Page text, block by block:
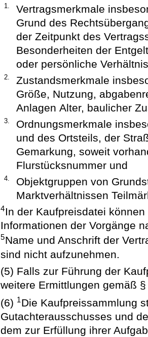
1.
Vertragsmerkmale
Grund des
der Zeitpunkt des
Besonderheiten der
oder persönliche
2.
Zustandsmerkmale
Größe, Nutzung,
Anlagen Alter, baulicher
3.
Ordnungsmerkmale
und des Ortsteils, der
Gemarkung, soweit
Flurstücksnummer und
4.
Objektgruppen von
Marktverhältnissen
4In der Kaufpreisdatei
Informationen der Vorgänge
5Name und Anschrift der
sind nicht aufzunehmen.
(5) Falls zur Führung der
weitere Ermittlungen gemäß
(6) 1Die Kaufpreissammlung
Gutachterausschusses und
dem zur Erfüllung ihrer